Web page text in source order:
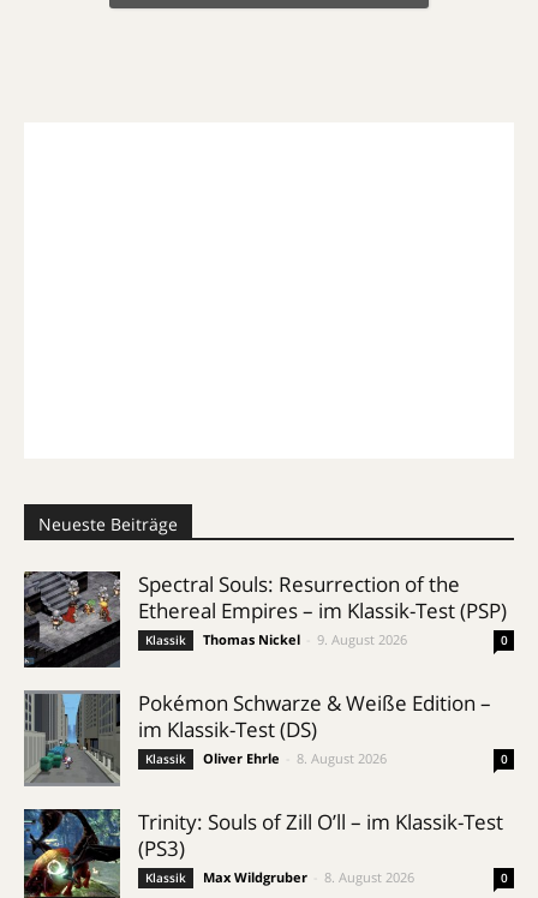
Neueste Beiträge
Spectral Souls: Resurrection of the
Ethereal Empires – im Klassik-Test (PSP)
Klassik Thomas Nickel 9. August 2026 0
Pokémon Schwarze & Weiße Edition –
im Klassik-Test (DS)
Klassik Oliver Ehrle 8. August 2026 0
Trinity: Souls of Zill O’ll – im Klassik-Test
(PS3)
Klassik Max Wildgruber 8. August 2026 0